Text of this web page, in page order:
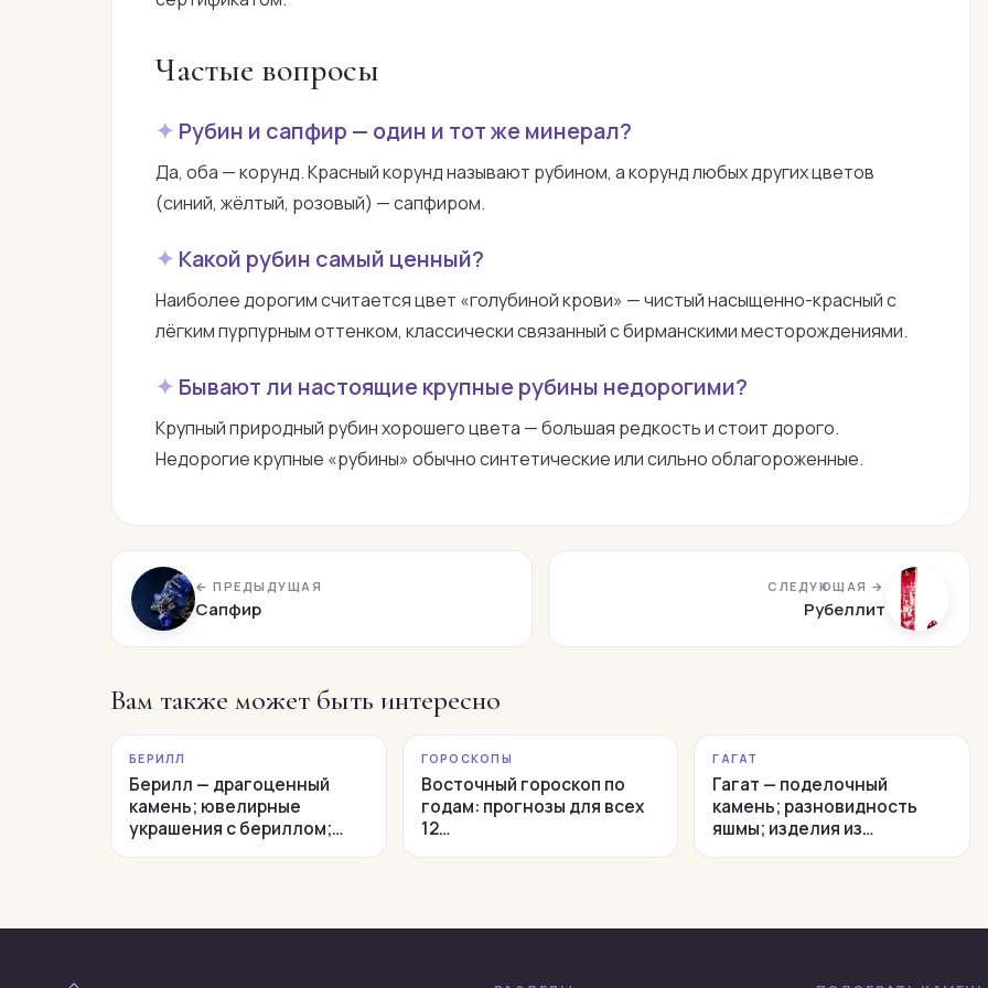
Частые вопросы
Рубин и сапфир — один и тот же минерал?
Да, оба — корунд. Красный корунд называют рубином, а корунд любых других цветов
(синий, жёлтый, розовый) — сапфиром.
Какой рубин самый ценный?
Наиболее дорогим считается цвет «голубиной крови» — чистый насыщенно-красный с
лёгким пурпурным оттенком, классически связанный с бирманскими месторождениями.
Бывают ли настоящие крупные рубины недорогими?
Крупный природный рубин хорошего цвета — большая редкость и стоит дорого.
Недорогие крупные «рубины» обычно синтетические или сильно облагороженные.
← ПРЕДЫДУЩАЯ
Сапфир
СЛЕДУЮЩАЯ →
Рубеллит
Вам также может быть интересно
БЕРИЛЛ
Берилл — драгоценный
камень; ювелирные
украшения с бериллом;…
ГОРОСКОПЫ
Восточный гороскоп по
годам: прогнозы для всех
12…
ГАГАТ
Гагат — поделочный
камень; разновидность
яшмы; изделия из…